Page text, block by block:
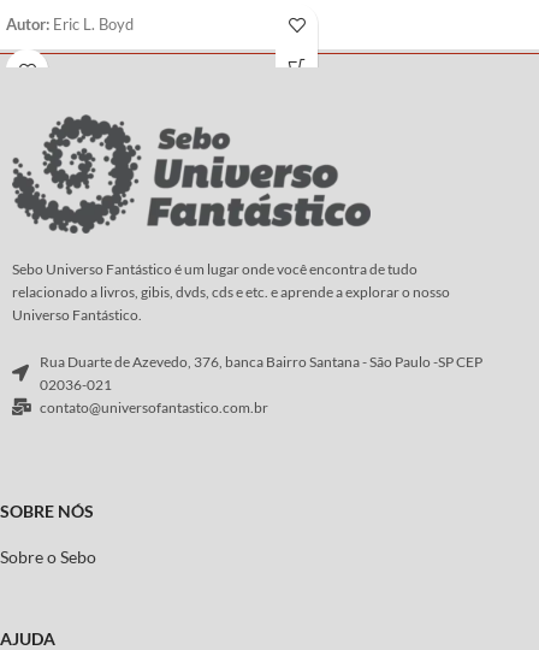
Autor: Eric L. Boyd
Sebo Universo Fantástico é um lugar onde você encontra de tudo
relacionado a livros, gibis, dvds, cds e etc. e aprende a explorar o nosso
Universo Fantástico.
Rua Duarte de Azevedo, 376, banca Bairro Santana - São Paulo -SP CEP
02036-021
contato@universofantastico.com.br
SOBRE NÓS
Sobre o Sebo
AJUDA